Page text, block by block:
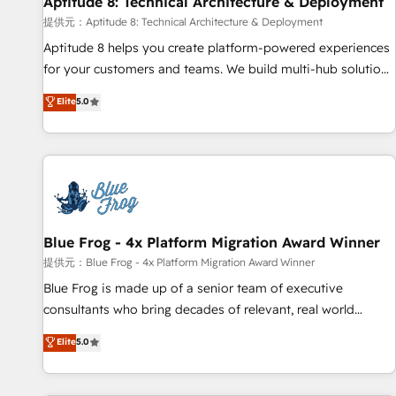
support, we equip your team to adopt new systems with
confidence and achieve a unified, data-driven approach to
customer engagement.
提供元：Aptitude 8: Technical Architecture & Deployment
Aptitude 8 helps you create platform-powered experiences
for your customers and teams. We build multi-hub solutions
and orchestrate operations across your entire tech stack.
Aptitude 8 is trusted by top brands such as Lenovo,
Bluetooth, International Sports Sciences Association, SXSW,
Notion, Soundcloud, American Nurses Association,
largest technical consulting team of any HubSpot partner
and expertise across operational strategy, business-first
process building, system integration, custom development,
and extensibility. When you work with Aptitude 8, you get a
team – not an individual – with embedded consulting,
strategy, development, and project management. We have
based and managed services engagements that include
new HubSpot implementations, migrations from other
Elite5.0
Blue Frog - 4x Platform Migration Award Winner
提供元：Blue Frog - 4x Platform Migration Award Winner
Blue Frog is made up of a senior team of executive
consultants who bring decades of relevant, real world
experience to our client engagements. "Blue Frog is a top,
trusted partner in HubSpot's ecosystem for a reason. Their
team brings over a decade of experience to the table, along
Elite5.0